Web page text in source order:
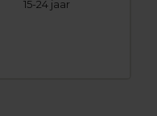
15-24 jaar